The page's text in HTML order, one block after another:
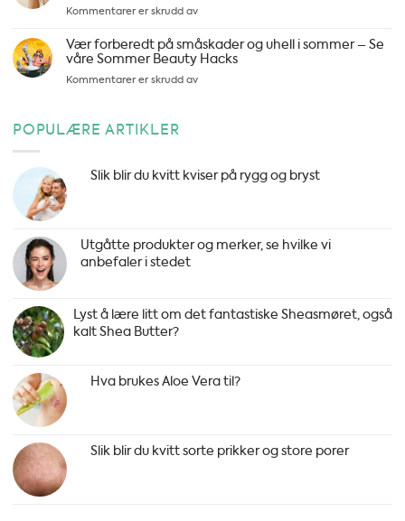
og
hud
Kommentarer er skrudd avfor
hva
er
Vær forberedt på småskader og uhell i sommer – Se
våre Sommer Beauty Hacks
Kommentarer er skrudd avfor
uhell
våre
POPULÆRE ARTIKLER
Slik blir du kvitt kviser på rygg og bryst
Utgåtte produkter og merker, se hvilke vi
anbefaler i stedet
Lyst å lære litt om det fantastiske Sheasmøret, også
kalt Shea Butter?
Hva brukes Aloe Vera til?
Slik blir du kvitt sorte prikker og store porer